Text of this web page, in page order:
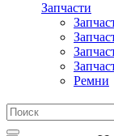
Запчасти
Ремни